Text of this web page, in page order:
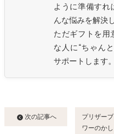
ように準備すれ
んな悩みを解決し
ただギフトを用
な人に“ちゃん
サポートします。
次の記事へ
プリザー
ワーのか